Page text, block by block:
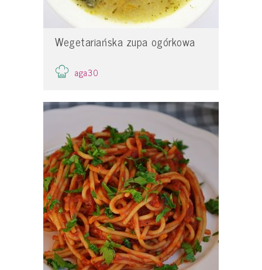
Wegetariańska zupa ogórkowa
aga30